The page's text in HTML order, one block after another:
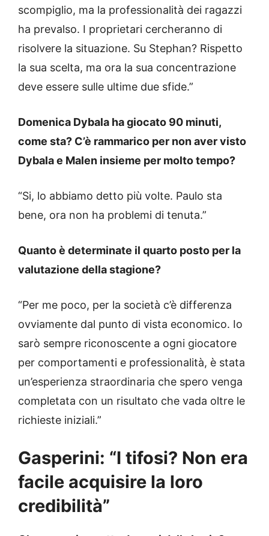
scompiglio, ma la professionalità dei ragazzi
ha prevalso. I proprietari cercheranno di
risolvere la situazione. Su Stephan? Rispetto
la sua scelta, ma ora la sua concentrazione
deve essere sulle ultime due sfide.”
Domenica Dybala ha giocato 90 minuti,
come sta? C’è rammarico per non aver visto
Dybala e Malen insieme per molto tempo?
“Si, lo abbiamo detto più volte. Paulo sta
bene, ora non ha problemi di tenuta.”
Quanto è determinate il quarto posto per la
valutazione della stagione?
“Per me poco, per la società c’è differenza
ovviamente dal punto di vista economico. Io
sarò sempre riconoscente a ogni giocatore
per comportamenti e professionalità, è stata
un’esperienza straordinaria che spero venga
completata con un risultato che vada oltre le
richieste iniziali.”
Gasperini: “I tifosi? Non era
facile acquisire la loro
credibilità”